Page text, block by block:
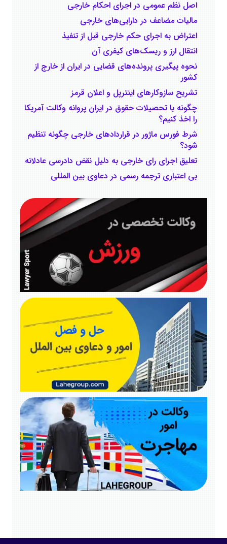
اصل نظم عمومی در اجرای احکام خارجی
مالیات مضاعف در دارایی‌های خارجی
اعتراض به اجرای حکم خارجی قبل از تنفیذ
انتقال ارز و ریسک‌های کیفری آن
نحوه پیگیری پرونده‌های قضایی در ایران از خارج از
کشور
تشریح سازوکارهای اینترپل و اعلان قرمز
چگونه با تحصیلات حقوق در ایران پروانه وکالت آمریکا
را اخذ کنیم؟
شرط فورس ماژور در قراردادهای خارجی چگونه تنظیم
‌شود؟
تعلیق اجرای رای خارجی به دلیل نقض دادرسی عادلانه
بی اعتباری ترجمه رسمی در دعاوی بین المللی